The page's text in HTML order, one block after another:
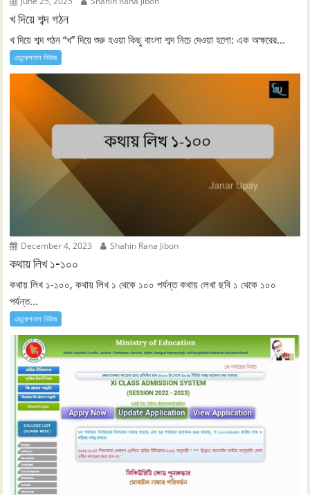
খ দিয়ে শব্দ গঠন
খ দিয়ে শব্দ গঠন “খ” দিয়ে শুরু হওয়া কিছু বাংলা শব্দ নিচে দেওয়া হলো: এক অক্ষরের...
এডুকেশনাল নিউজ
December 4, 2023 Shahin Rana Jibon
কথায় লিখ ১-১০০
কথায় লিখ ১-১০০, কথায় লিখ ১ থেকে ১০০ পর্যন্ত কথায় লেখা ছবি ১ থেকে ১০০
পর্যন্ত...
এডুকেশনাল নিউজ